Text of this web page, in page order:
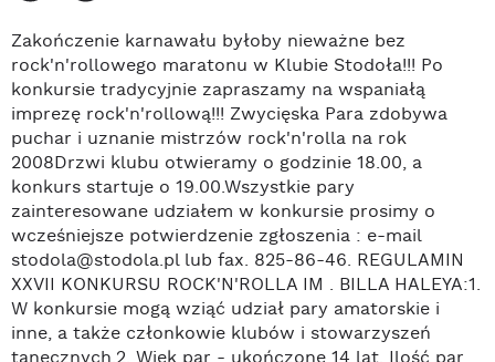
Zakończenie karnawału byłoby nieważne bez
rock'n'rollowego maratonu w Klubie Stodoła!!! Po
konkursie tradycyjnie zapraszamy na wspaniałą
imprezę rock'n'rollową!!! Zwycięska Para zdobywa
puchar i uznanie mistrzów rock'n'rolla na rok
2008Drzwi klubu otwieramy o godzinie 18.00, a
konkurs startuje o 19.00.Wszystkie pary
zainteresowane udziałem w konkursie prosimy o
wcześniejsze potwierdzenie zgłoszenia : e-mail
stodola@stodola.pl lub fax. 825-86-46. REGULAMIN
XXVII KONKURSU ROCK'N'ROLLA IM . BILLA HALEYA:1.
W konkursie mogą wziąć udział pary amatorskie i
inne, a także członkowie klubów i stowarzyszeń